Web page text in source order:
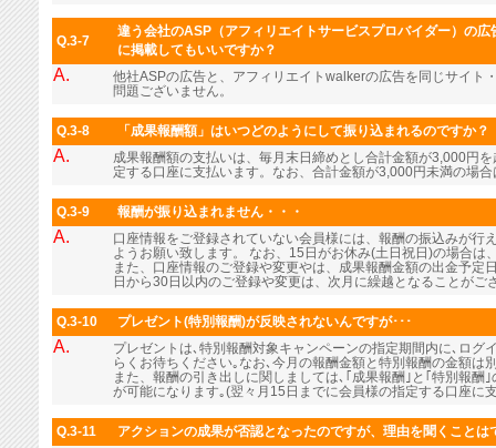
Q.3-7
違う会社のASP（アフィリエイトサービスプロバイダー）の
に掲載してもいいですか？
A.
他社ASPの広告と、アフィリエイトwalkerの広告を同じサイト
問題ございません。
Q.3-8 「成果報酬額」はいつどのようにして振り込まれるのですか？
A.
成果報酬額の支払いは、毎月末日締めとし合計金額が3,000円
定する口座に支払います。なお、合計金額が3,000円未満の場
Q.3-9 報酬が振り込まれません・・・
A.
口座情報をご登録されていない会員様には、報酬の振込みが行
ようお願い致します。 なお、15日がお休み(土日祝日)の場合は
また、口座情報のご登録や変更やは、成果報酬金額の出金予定
日から30日以内のご登録や変更は、次月に繰越となることがご
Q.3-10 プレゼント(特別報酬)が反映されないんですが･･･
A.
プレゼントは､特別報酬対象キャンペーンの指定期間内に､ログ
らくお待ちください｡なお､今月の報酬金額と特別報酬の金額は
また、報酬の引き出しに関しましては､｢成果報酬｣と｢特別報酬
が可能になります｡(翌々月15日までに会員様の指定する口座に
Q.3-11 アクションの成果が否認となったのですが、理由を聞くことは